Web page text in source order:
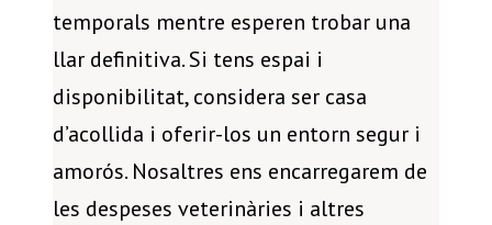
temporals mentre esperen trobar una
llar definitiva. Si tens espai i
disponibilitat, considera ser casa
d’acollida i oferir-los un entorn segur i
amorós. Nosaltres ens encarregarem de
les despeses veterinàries i altres